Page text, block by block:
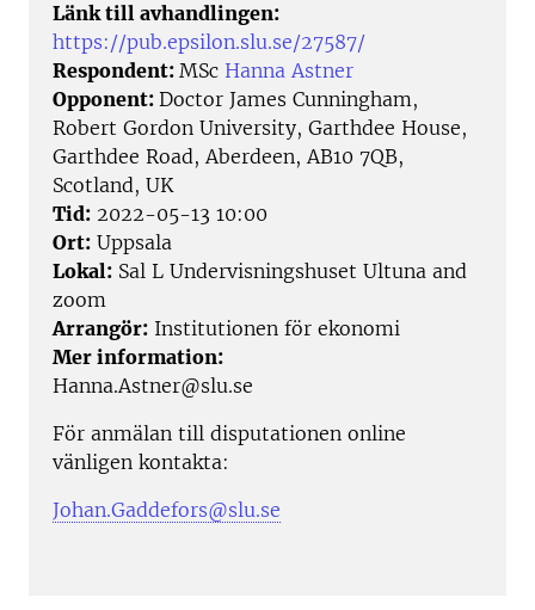
Länk till avhandlingen:
https://pub.epsilon.slu.se/27587/
Respondent: MSc Hanna Astner
Opponent: Doctor James Cunningham,
Robert Gordon University, Garthdee House,
Garthdee Road, Aberdeen, AB10 7QB,
Scotland, UK
Tid: 2022-05-13 10:00
Ort: Uppsala
Lokal: Sal L Undervisningshuset Ultuna and
zoom
Arrangör: Institutionen för ekonomi
Mer information:
Hanna.Astner@slu.se
För anmälan till disputationen online
vänligen kontakta:
Johan.Gaddefors@slu.se